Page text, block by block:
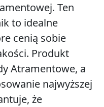
Ten
to idealne
cenią sobie
Produkt
Atramentowe, a
najwyższej
że